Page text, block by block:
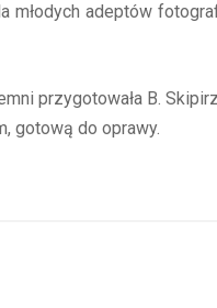
adeptów
przygotowała B.
gotową do oprawy.